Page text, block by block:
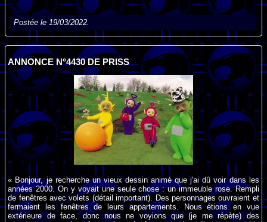
Postée le 19/03/2022.
ANNONCE N°4430 DE PRISS
« Bonjour, je recherche un vieux dessin animé que j'ai dû voir dans les
années 2000. On y voyait une seule chose : un immeuble rose. Rempli
de fenêtres avec volets (détail important). Des personnages ouvraient et
fermaient les fenêtres de leurs appartements. Nous étions en vue
extérieure de face, donc nous ne voyions que (je me répète) des